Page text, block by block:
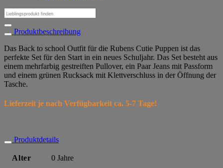
Suchen
nach:
Produktbeschreibung
Das Back to school Outfit für die Rubens Cutie Puppen ist das
perfekte Set für den Start in ein neues Schuljahr. Das Set besteht aus
einem mehrfarbig gestreiften Pullover, ein Paar Jeans mit Passform
und einem grünen Rucksack mit Klettverschluss in der Öffnung der
Tasche.
Lieferzeit je nach Verfügbarkeit ca. 5-7 Tage!
Produktdetails
Alter 0 Jahre